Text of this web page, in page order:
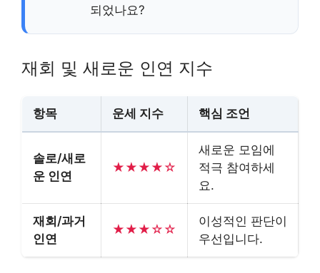
되었나요?
재회 및 새로운 인연 지수
항목 운세 지수 핵심 조언
솔로/새로
운 인연
★★★★☆
새로운 모임에
적극 참여하세
요.
재회/과거
인연
★★★☆☆
이성적인 판단이
우선입니다.